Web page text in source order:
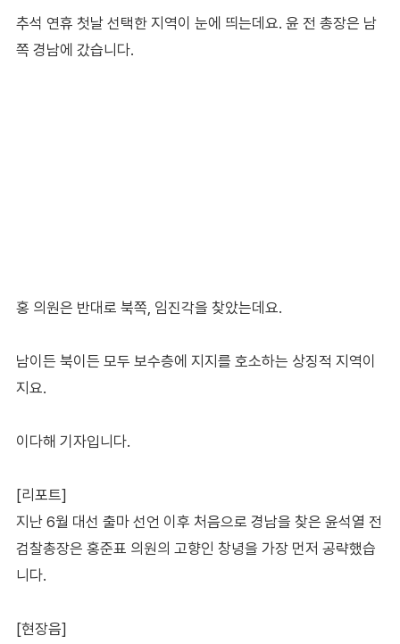
추석 연휴 첫날 선택한 지역이 눈에 띄는데요. 윤 전 총장은 남
쪽 경남에 갔습니다.
홍 의원은 반대로 북쪽, 임진각을 찾았는데요.
남이든 북이든 모두 보수층에 지지를 호소하는 상징적 지역이
지요.
이다해 기자입니다.
[리포트]
지난 6월 대선 출마 선언 이후 처음으로 경남을 찾은 윤석열 전
검찰총장은 홍준표 의원의 고향인 창녕을 가장 먼저 공략했습
니다.
[현장음]